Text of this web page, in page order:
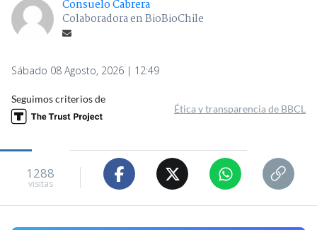
Consuelo Cabrera
Colaboradora en BioBioChile
Sábado 08 Agosto, 2026 | 12:49
Seguimos criterios de
Ética y transparencia de BBCL
1288
visitas